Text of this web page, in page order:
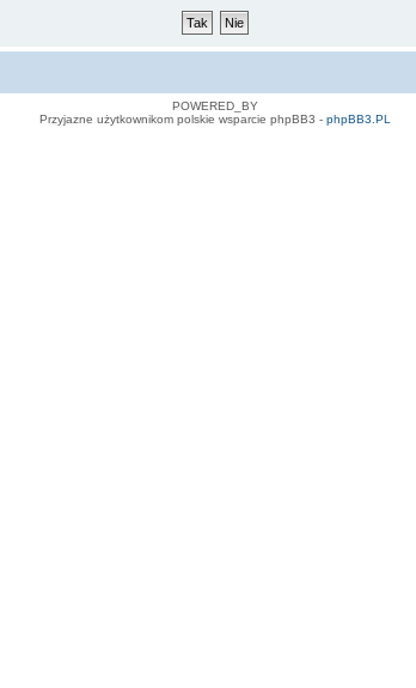
POWERED_BY
Przyjazne użytkownikom polskie wsparcie phpBB3 - phpBB3.PL